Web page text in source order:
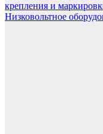
крепления и
Низковольтное